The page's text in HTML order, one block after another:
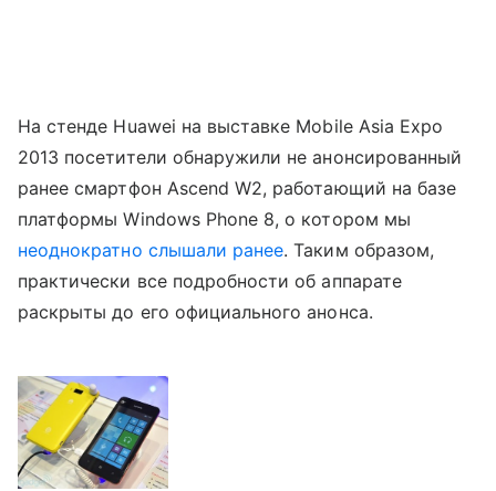
На стенде Huawei на выставке Mobile Asia Expo
2013 посетители обнаружили не анонсированный
ранее смартфон Ascend W2, работающий на базе
платформы Windows Phone 8, о котором мы
неоднократно слышали ранее. Таким образом,
практически все подробности об аппарате
раскрыты до его официального анонса.